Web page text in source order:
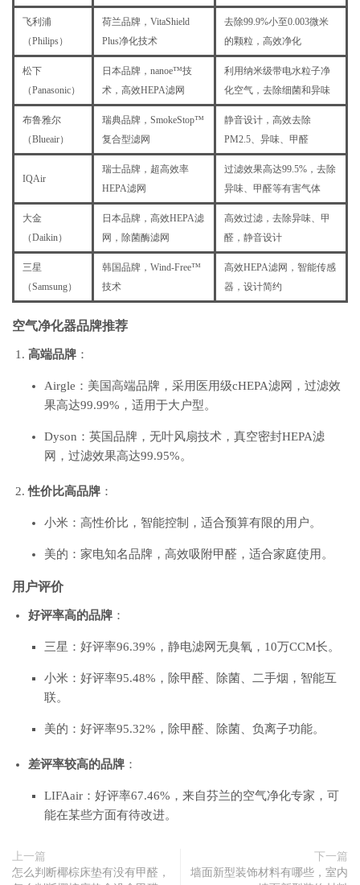
飞利浦
（Philips）
荷兰品牌，VitaShield
Plus净化技术
去除99.9%小至0.003微米
的颗粒，高效净化
松下
（Panasonic）
日本品牌，nanoe™技
术，高效HEPA滤网
利用纳米级带电水粒子净
化空气，去除细菌和异味
布鲁雅尔
（Blueair）
瑞典品牌，SmokeStop™
复合型滤网
静音设计，高效去除
PM2.5、异味、甲醛
IQAir
瑞士品牌，超高效率
HEPA滤网
过滤效果高达99.5%，去除
异味、甲醛等有害气体
大金
（Daikin）
日本品牌，高效HEPA滤
网，除菌酶滤网
高效过滤，去除异味、甲
醛，静音设计
三星
（Samsung）
韩国品牌，Wind-Free™
技术
高效HEPA滤网，智能传感
器，设计简约
空气净化器品牌推荐
高端品牌 ：
Airgle：美国高端品牌，采用医用级cHEPA滤网，过滤效
果高达99.99%，适用于大户型。
Dyson：英国品牌，无叶风扇技术，真空密封HEPA滤
网，过滤效果高达99.95%。
性价比高品牌 ：
小米：高性价比，智能控制，适合预算有限的用户。
美的：家电知名品牌，高效吸附甲醛，适合家庭使用。
用户评价
好评率高的品牌 ：
三星：好评率96.39%，静电滤网无臭氧，10万CCM长。
小米：好评率95.48%，除甲醛、除菌、二手烟，智能互
联。
美的：好评率95.32%，除甲醛、除菌、负离子功能。
差评率较高的品牌 ：
LIFAair：好评率67.46%，来自芬兰的空气净化专家，可
能在某些方面有待改进。
上一篇
怎么判断椰棕床垫有没有甲醛，
下一篇
墙面新型装饰材料有哪些，室内